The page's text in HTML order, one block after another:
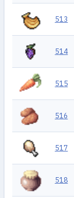
513
514
515
516
517
518